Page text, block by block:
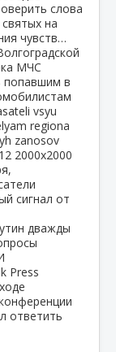
слова
на
чувств…
МЧС
в
сигнал от
дважды
ответить